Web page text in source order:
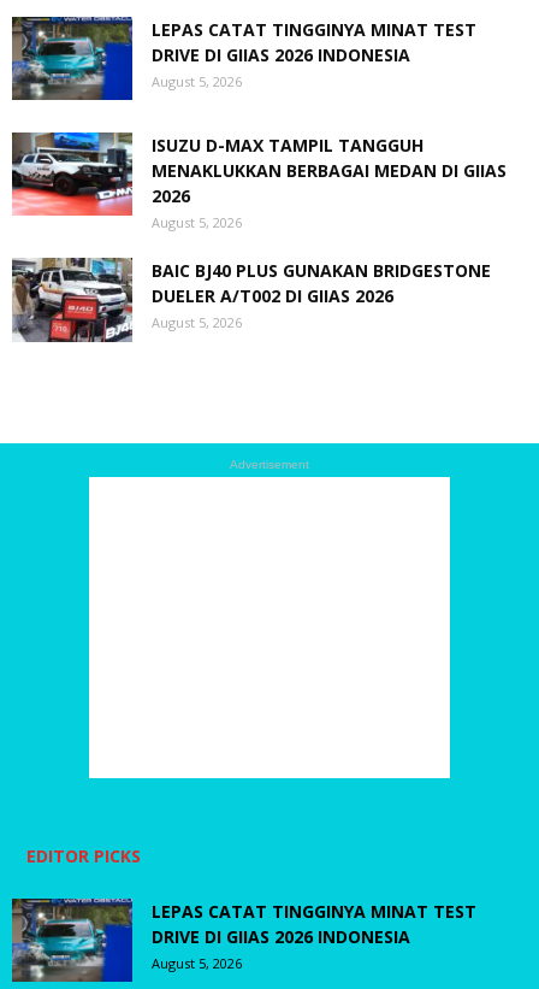
LEPAS CATAT TINGGINYA MINAT TEST
DRIVE DI GIIAS 2026 INDONESIA
August 5, 2026
ISUZU D-MAX TAMPIL TANGGUH
MENAKLUKKAN BERBAGAI MEDAN DI GIIAS
2026
August 5, 2026
BAIC BJ40 PLUS GUNAKAN BRIDGESTONE
DUELER A/T002 DI GIIAS 2026
August 5, 2026
Advertisement
EDITOR PICKS
LEPAS CATAT TINGGINYA MINAT TEST
DRIVE DI GIIAS 2026 INDONESIA
August 5, 2026